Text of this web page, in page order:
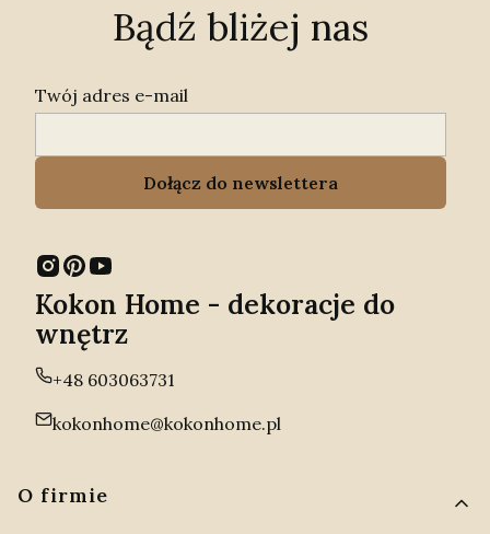
Bądź bliżej nas
Twój adres e-mail
Dołącz do newslettera
Kokon Home - dekoracje do
wnętrz
+48 603063731
kokonhome@kokonhome.pl
Linki w stopce
O firmie